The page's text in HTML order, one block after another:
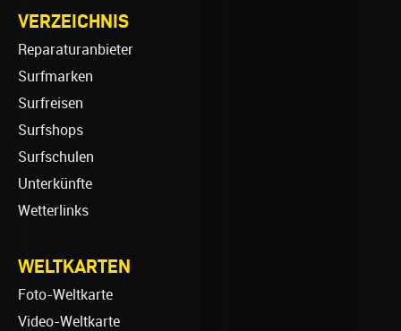
VERZEICHNIS
Reparaturanbieter
Surfmarken
Surfreisen
Surfshops
Surfschulen
Unterkünfte
Wetterlinks
WELTKARTEN
Foto-Weltkarte
Video-Weltkarte